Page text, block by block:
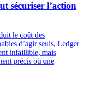
sécuriser l’action
le coût des
d’agir seuls, Ledger
infaillible, mais
précis où une